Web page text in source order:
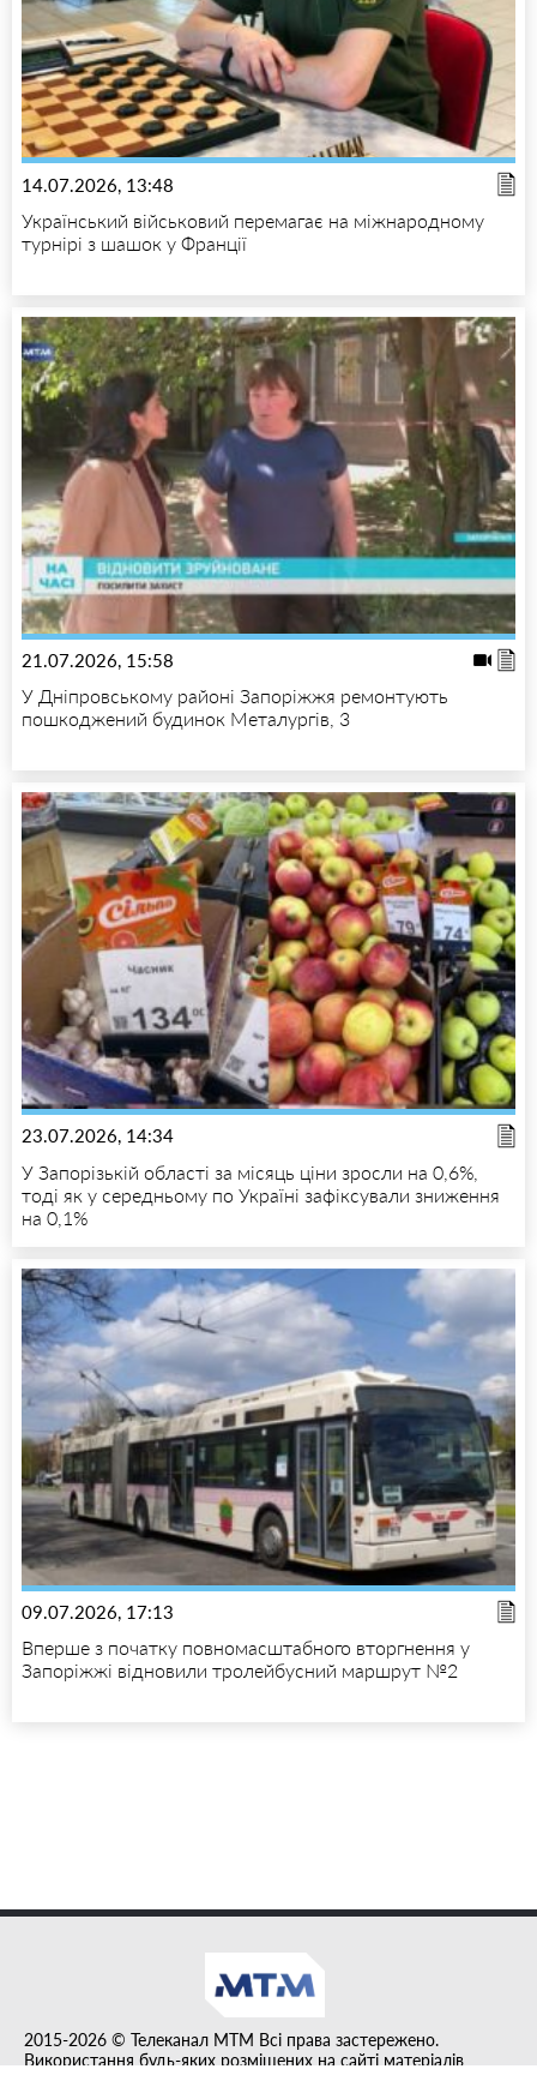
14.07.2026, 13:48
Український військовий перемагає на міжнародному
турнірі з шашок у Франції
21.07.2026, 15:58
У Дніпровському районі Запоріжжя ремонтують
пошкоджений будинок Металургів, 3
23.07.2026, 14:34
У Запорізькій області за місяць ціни зросли на 0,6%,
тоді як у середньому по Україні зафіксували зниження
на 0,1%
09.07.2026, 17:13
Вперше з початку повномасштабного вторгнення у
Запоріжжі відновили тролейбусний маршрут №2
2015-2026 © Телеканал MTM Всі права застережено.
Використання будь-яких розміщених на сайті матеріалів